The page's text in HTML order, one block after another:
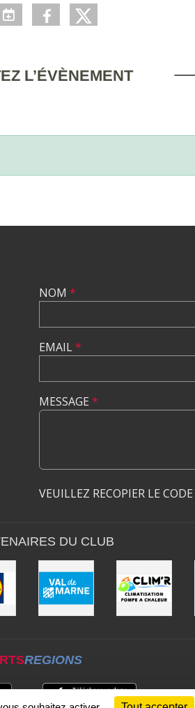
L’ÉVÈNEMENT
NOM *
EMAIL*
MESSAGE *
VEUILLEZ RECOPIER LE CODE
DU CLUB
REGIONS